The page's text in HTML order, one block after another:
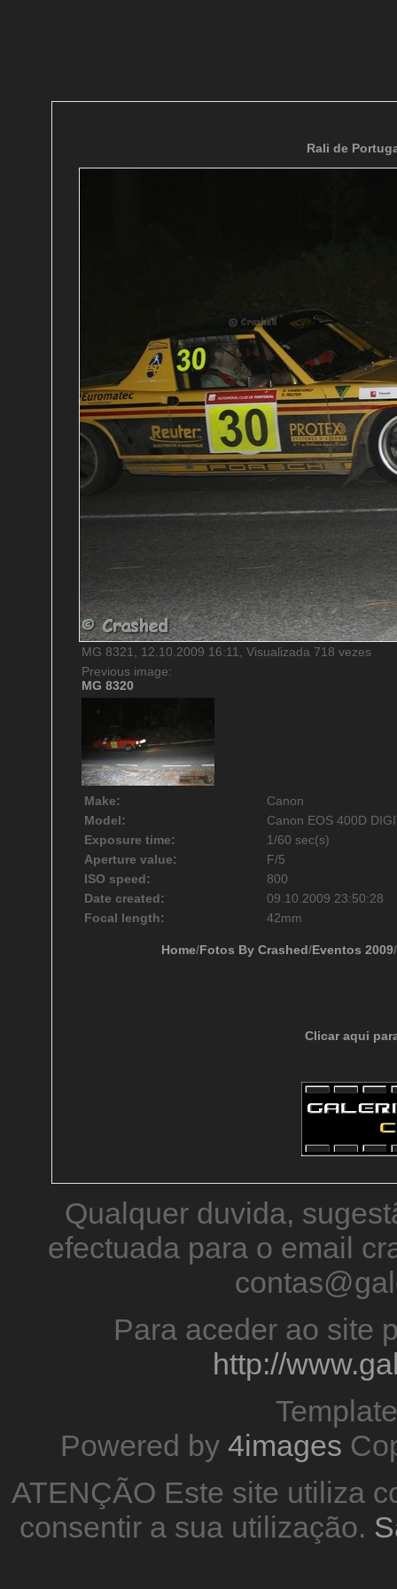
Rali de
MG 8321, 12.10.2009 16:11, Visualizada 718 vezes
Previous image:
MG 8320
Make:
Canon
Model:
Canon EOS 400D
Exposure time:
1/60 sec(s)
Aperture value:
F/5
ISO speed:
800
Date created:
09.10.2009 23:50:28
Focal length:
42mm
Home/Fotos By Crashed/Eventos 2009/
Clicar aqui
Qualquer duvida,
efectuada para o email
Para aceder ao site
http://
Powered by 4images
ATENÇÃO Este site utiliza
consentir a sua utilização.